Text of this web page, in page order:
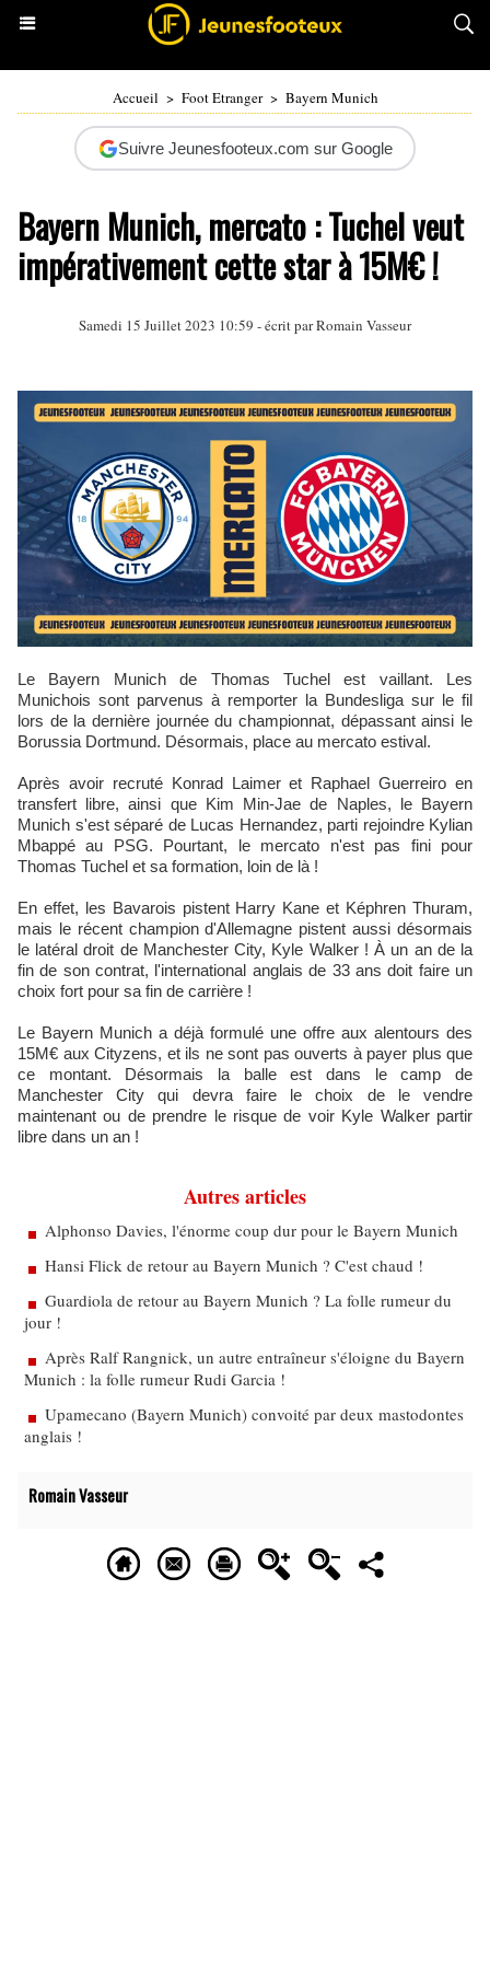
Accueil > Foot Etranger > Bayern Munich
Suivre Jeunesfooteux.com sur Google
Bayern Munich, mercato : Tuchel veut
impérativement cette star à 15M€ !
Samedi 15 Juillet 2023 10:59 - écrit parRomain Vasseur
Le Bayern Munich de Thomas Tuchel est vaillant. Les
Munichois sont parvenus à remporter la Bundesliga sur le fil
lors de la dernière journée du championnat, dépassant ainsi le
Borussia Dortmund. Désormais, place au mercato estival.
Après avoir recruté Konrad Laimer et Raphael Guerreiro en
transfert libre, ainsi que Kim Min-Jae de Naples, le Bayern
Munich s'est séparé de Lucas Hernandez, parti rejoindre Kylian
Mbappé au PSG. Pourtant, le mercato n'est pas fini pour
Thomas Tuchel et sa formation, loin de là !
En effet, les Bavarois pistent Harry Kane et Képhren Thuram,
mais le récent champion d'Allemagne pistent aussi désormais
le latéral droit de Manchester City, Kyle Walker ! À un an de la
fin de son contrat, l'international anglais de 33 ans doit faire un
choix fort pour sa fin de carrière !
Le Bayern Munich a déjà formulé une offre aux alentours des
15M€ aux Cityzens, et ils ne sont pas ouverts à payer plus que
ce montant. Désormais la balle est dans le camp de
Manchester City qui devra faire le choix de le vendre
maintenant ou de prendre le risque de voir Kyle Walker partir
libre dans un an !
Autres articles
Alphonso Davies, l'énorme coup dur pour le Bayern Munich
Hansi Flick de retour au Bayern Munich ? C'est chaud !
Guardiola de retour au Bayern Munich ? La folle rumeur du
jour !
Après Ralf Rangnick, un autre entraîneur s'éloigne du Bayern
Munich : la folle rumeur Rudi Garcia !
Upamecano (Bayern Munich) convoité par deux mastodontes
anglais !
Romain Vasseur